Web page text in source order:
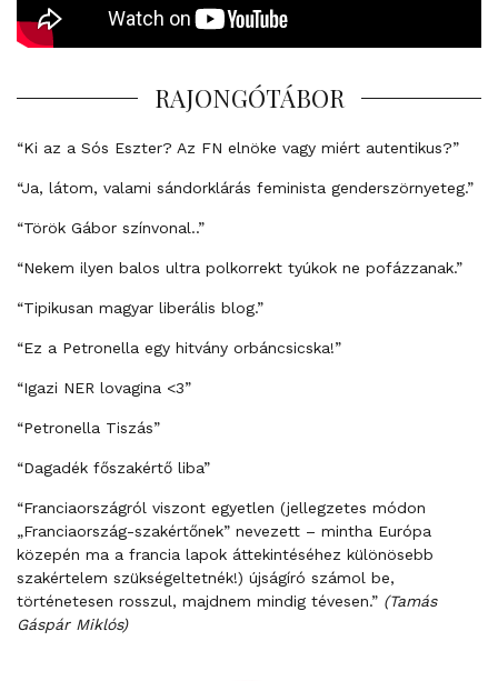
RAJONGÓTÁBOR
“Ki az a Sós Eszter? Az FN elnöke vagy miért autentikus?”
“Ja, látom, valami sándorklárás feminista genderszörnyeteg.”
“Török Gábor színvonal..”
“Nekem ilyen balos ultra polkorrekt tyúkok ne pofázzanak.”
“Tipikusan magyar liberális blog.”
“Ez a Petronella egy hitvány orbáncsicska!”
“Igazi NER lovagina <3”
“Petronella Tiszás”
“Dagadék főszakértő liba”
“Franciaországról viszont egyetlen (jellegzetes módon
„Franciaország-szakértőnek” nevezett – mintha Európa
közepén ma a francia lapok áttekintéséhez különösebb
szakértelem szükségeltetnék!) újságíró számol be,
történetesen rosszul, majdnem mindig tévesen.” (Tamás
Gáspár Miklós)